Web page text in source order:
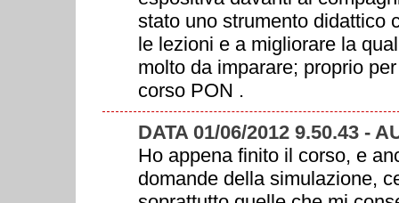
stato uno strumento didattico
le lezioni e a migliorare la
molto da imparare; proprio
corso PON .
DATA 01/06/2012 9.50.43 -
Ho appena finito il corso, e
domande della simulazione,